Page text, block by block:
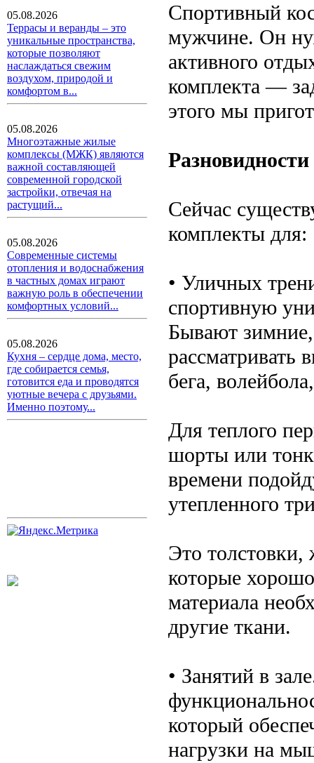
05.08.2026
Террасы и веранды – это
уникальные пространства,
которые позволяют
наслаждаться свежим
воздухом, природой и
комфортом в...
05.08.2026
Многоэтажные жилые
комплексы (МЖК) являются
важной составляющей
современной городской
застройки, отвечая на
растущий...
05.08.2026
Современные системы
отопления и водоснабжения
в частных домах играют
важную роль в обеспечении
комфортных условий...
05.08.2026
Кухня – сердце дома, место,
где собирается семья,
готовится еда и проводятся
уютные вечера с друзьями.
Именно поэтому...
Спортивный
мужчине. Он
активного
комплекта —
этого мы
Сейчас
комплекты для:
• Уличных
спортивную
Бывают
рассматривать
бега,
Для теплого
шорты или
времени
утепленного
Это
которые
материала
другие ткани.
• Занятий в
который
нагрузки на